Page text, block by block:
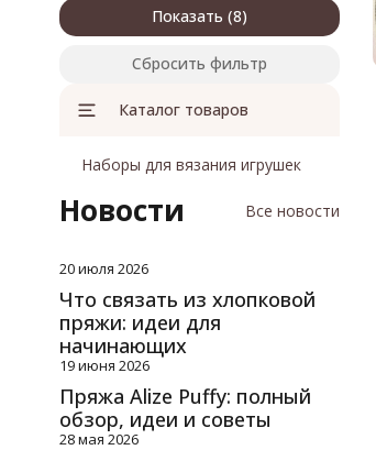
Показать
Сбросить фильтр
Каталог товаров
Наборы для вязания игрушек
Новости Все новости
20 июля 2026
Что связать из хлопковой
пряжи: идеи для
начинающих
19 июня 2026
Пряжа Alize Puffy: полный
обзор, идеи и советы
28 мая 2026